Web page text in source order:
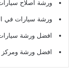
ورشة اصلاح
ورشة سيارات في
افضل ورشة
افضل ورشة ومركز